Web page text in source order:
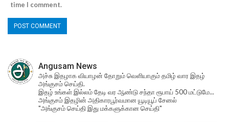
time I comment.
Angusam News
அச்சு இதழாக வியாழன் தோறும் வெளியாகும் தமிழ் வார இதழ்
அங்குசம் செய்தி.
இதழ் உங்கள் இல்லம் தேடி வர ஆண்டு சந்தா ரூபாய் 500 மட்டுமே...
அங்குசம் இதழின் அதிகாரபூர்வமான யூடியூப் சேனல்
"அங்குசம் செய்தி இது மக்களுக்கான செய்தி"